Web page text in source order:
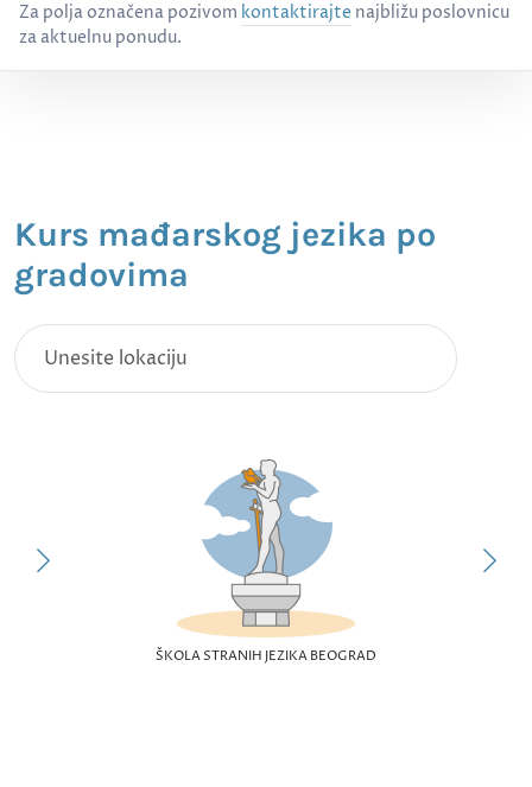
Za polja označena pozivom kontaktirajte najbližu poslovnicu
za aktuelnu ponudu.
Kurs mađarskog jezika po
gradovima
ŠKOLA STRANIH JEZIKA BEOGRAD